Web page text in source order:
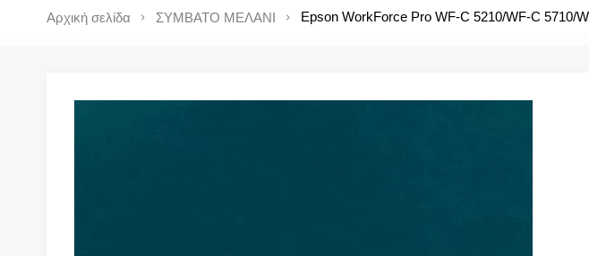
Αρχική σελίδα ΣΥΜΒΑΤΟ ΜΕΛΑΝΙ Epson WorkForce Pro WF-C 5210/WF-C 5710/